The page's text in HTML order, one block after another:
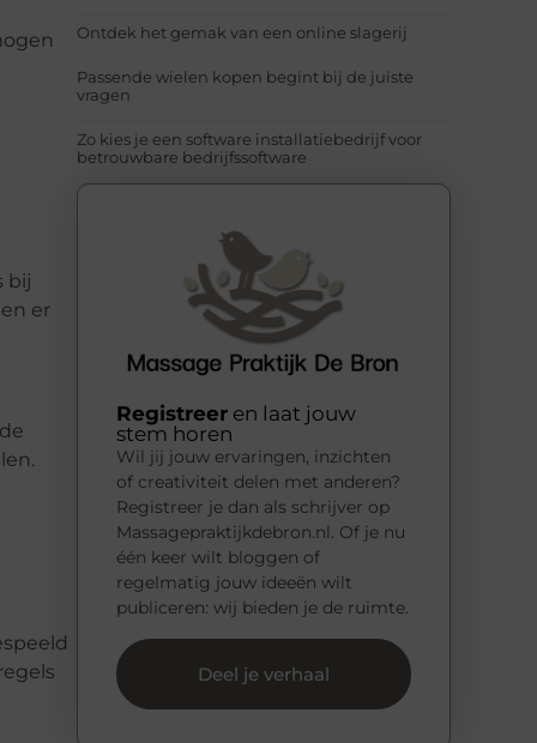
bij
er
Ontdek het gemak van een online slagerij
Passende wielen kopen begint bij de juiste
vragen
Zo kies je een software installatiebedrijf voor
betrouwbare bedrijfssoftware
Registreer en laat jouw
stem horen
Wil jij jouw ervaringen, inzichten
of creativiteit delen met anderen?
Registreer je dan als schrijver op
Massagepraktijkdebron.nl. Of je nu
één keer wilt bloggen of
regelmatig jouw ideeën wilt
publiceren: wij bieden je de ruimte.
Deel je verhaal